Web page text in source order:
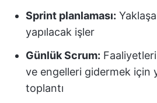
Sprint planlaması:
yapılacak işler
Günlük Scrum:
ve engelleri gidermek için
toplantı